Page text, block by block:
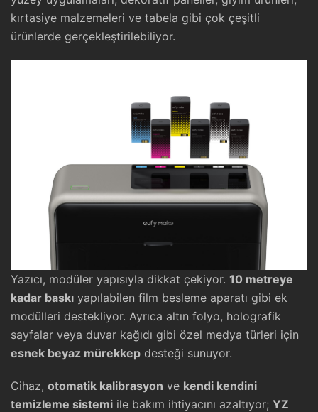
kırtasiye malzemeleri ve tabela gibi çok çeşitli
ürünlerde gerçekleştirilebiliyor.
Yazıcı, modüler yapısıyla dikkat çekiyor. 10 metreye
kadar baskı yapılabilen film besleme aparatı gibi ek
modülleri destekliyor. Ayrıca altın folyo, holografik
sayfalar veya duvar kağıdı gibi özel medya türleri için
esnek beyaz mürekkep desteği sunuyor.
Cihaz, otomatik kalibrasyon ve kendi kendini
temizleme sistemi ile bakım ihtiyacını azaltıyor; YZ